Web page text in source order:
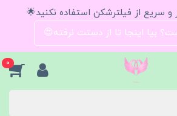
و سریع از فیلترشکن استفاده نکنید🌟
بیا اینجا تا از دستت نرفته😍
0